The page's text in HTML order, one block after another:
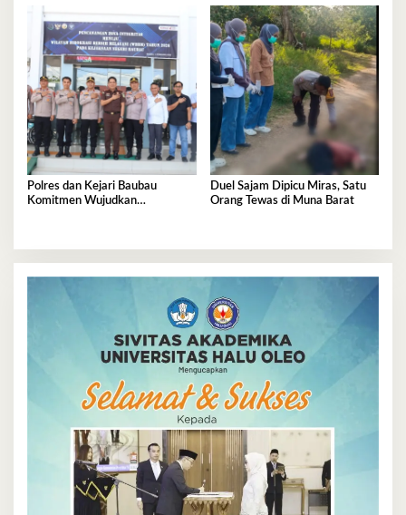
Polres dan Kejari Baubau
Komitmen Wujudkan
Duel Sajam Dipicu Miras, Satu
Orang Tewas di Muna Barat